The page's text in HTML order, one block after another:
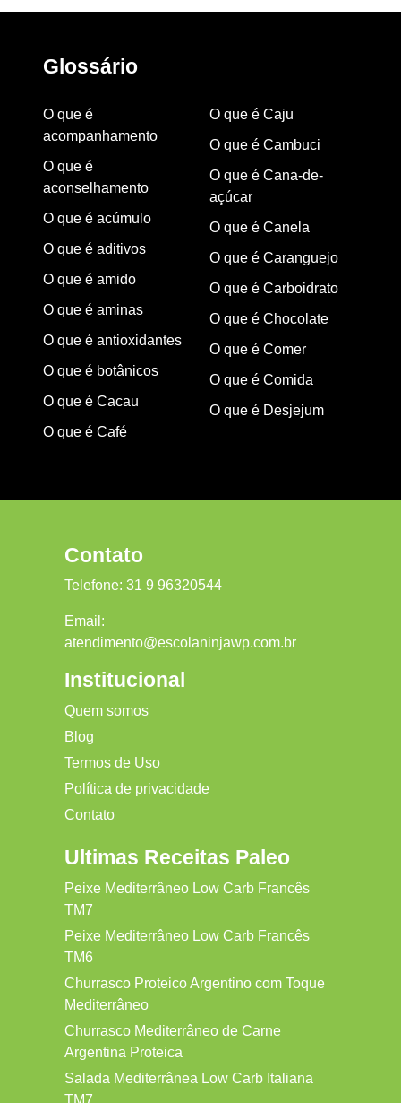
Glossário
O que é
acompanhamento
O que é
aconselhamento
O que é acúmulo
O que é aditivos
O que é amido
O que é aminas
O que é antioxidantes
O que é botânicos
O que é Cacau
O que é Café
O que é Caju
O que é Cambuci
O que é Cana-de-
açúcar
O que é Canela
O que é Caranguejo
O que é Carboidrato
O que é Chocolate
O que é Comer
O que é Comida
O que é Desjejum
Contato
Telefone: 31 9 96320544
Email:
atendimento@escolaninjawp.com.br
Institucional
Quem somos
Blog
Termos de Uso
Política de privacidade
Contato
Ultimas Receitas Paleo
Peixe Mediterrâneo Low Carb Francês
TM7
Peixe Mediterrâneo Low Carb Francês
TM6
Churrasco Proteico Argentino com Toque
Mediterrâneo
Churrasco Mediterrâneo de Carne
Argentina Proteica
Salada Mediterrânea Low Carb Italiana